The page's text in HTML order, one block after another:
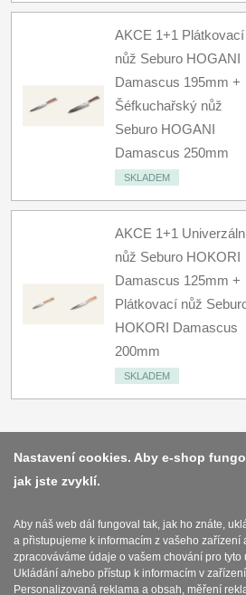
AKCE 1+1 Plátkovací
nůž Seburo HOGANI
Damascus 195mm +
Šéfkuchařský nůž
Seburo HOGANI
Damascus 250mm
SKLADEM
AKCE 1+1
nůž Seburo HOKORI
Damascus 125mm +
Plátkovací nůž
HOKORI Damascus
200mm
SKLADEM
Platba a dodávka
Obchodní podmínky
Zasady zpracovani osobnich udaju
Reklamační řád
Nastavení cookies. Aby e-shop
jak jste zvyklí.
Aby náš web dál fungoval tak, jak ho znáte,
a přistupujeme k informacím z vašeho zařízení
zpracováváme údaje o vašem chování pro tyto
Ukládání a/nebo přístup k informacím v
Personalizovaná reklama a obsah, měření